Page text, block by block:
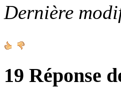
Dernière
19 Réponse